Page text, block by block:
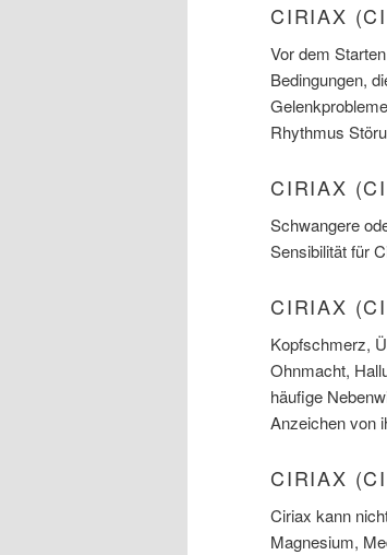
CIRIAX
Vor dem
Bedingungen,
Rhythmus
CIRIAX
Schwangere
Sensibilität für
CIRIAX
Kopfschmerz,
Ohnmacht,
häufige
Anzeichen von
CIRIAX
Ciriax kann
Magnesium,